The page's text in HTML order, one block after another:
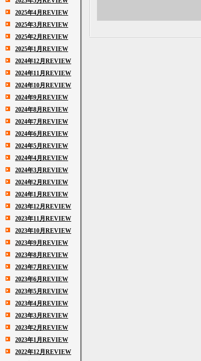
2025年4月REVIEW
2025年3月REVIEW
2025年2月REVIEW
2025年1月REVIEW
2024年12月REVIEW
2024年11月REVIEW
2024年10月REVIEW
2024年9月REVIEW
2024年8月REVIEW
2024年7月REVIEW
2024年6月REVIEW
2024年5月REVIEW
2024年4月REVIEW
2024年3月REVIEW
2024年2月REVIEW
2024年1月REVIEW
2023年12月REVIEW
2023年11月REVIEW
2023年10月REVIEW
2023年9月REVIEW
2023年8月REVIEW
2023年7月REVIEW
2023年6月REVIEW
2023年5月REVIEW
2023年4月REVIEW
2023年3月REVIEW
2023年2月REVIEW
2023年1月REVIEW
2022年12月REVIEW